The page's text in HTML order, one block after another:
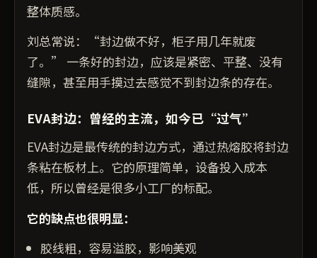
整体质感。
刘总常说：“封边做不好，柜子用几年就废
了。” 一条好的封边，应该是紧密、平整、没有
缝隙，甚至用手摸过去感觉不到封边条的存在。
EVA封边：曾经的主流，如今已“过气”
EVA封边是最传统的封边方式，通过热熔胶将封边
条粘在板材上。它的原理简单，设备投入成本
低，所以曾经是很多小工厂的标配。
它的缺点也很明显：
胶线粗，容易溢胶，影响美观